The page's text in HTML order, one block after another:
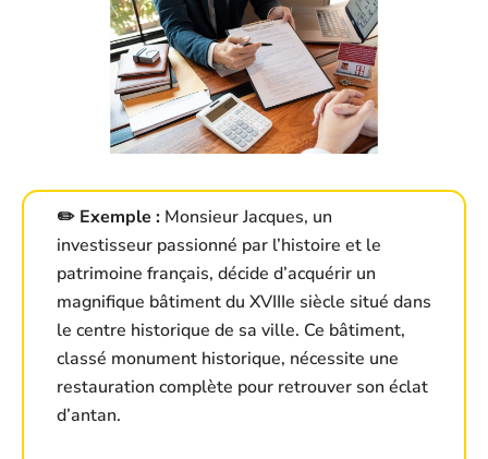
✏️ Exemple : Monsieur Jacques, un
investisseur passionné par l’histoire et le
patrimoine français, décide d’acquérir un
magnifique bâtiment du XVIIIe siècle situé dans
le centre historique de sa ville. Ce bâtiment,
classé monument historique, nécessite une
restauration complète pour retrouver son éclat
d’antan.